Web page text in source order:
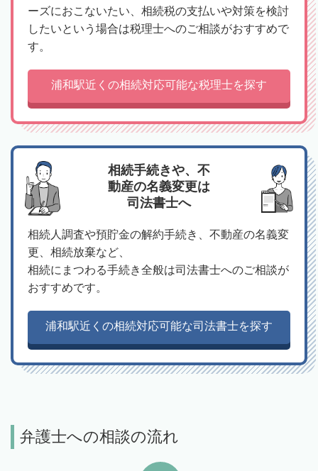
ーズにおこないたい、相続税の支払いや対策を検討
したいという場合は税理士へのご相談がおすすめで
す。
浦和駅近くの相続対応可能な税理士を探す
相続手続きや、不
動産の名義変更は
司法書士へ
相続人調査や預貯金の解約手続き、不動産の名義変
更、相続放棄など、
相続にまつわる手続き全般は司法書士へのご相談が
おすすめです。
浦和駅近くの相続対応可能な司法書士を探す
弁護士への相談の流れ